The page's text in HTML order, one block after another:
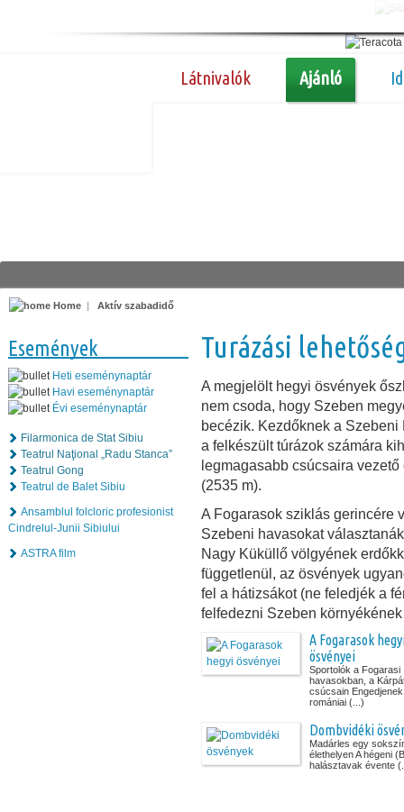
Látnivalók Ajánló
Home | Aktív szabadidő
Események
Heti eseménynaptár
Havi eseménynaptár
Évi eseménynaptár
Filarmonica de Stat Sibiu
Teatrul Naţional „Radu Stanca”
Teatrul Gong
Teatrul de Balet Sibiu
Ansamblul folcloric profesionist
Cindrelul-Junii Sibiului
ASTRA film
Turázási
A megjelölt hegyi ösvények
nem csoda, hogy Szeben
becézik. Kezdőknek a
a felkészült túrázok számára
legmagasabb csúcsaira
(2535 m).
A Fogarasok sziklás gerincére
Szebeni havasokat
Nagy Küküllő völgyének
függetlenül, az ösvények
fel a hátizsákot (ne feledjék a
felfedezni Szeben
A Fogarasok
ösvényei
Sportolók a Fogarasi
havasokban, a
csúcsain
romániai (...)
Dombvidéki
Madárles egy
élethelyen A hégeni
halásztavak évente